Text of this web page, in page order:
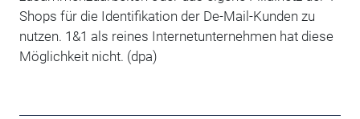
Shops für die Identifikation der De-Mail-Kunden zu
nutzen. 1&1 als reines Internetunternehmen hat diese
Möglichkeit nicht. (dpa)